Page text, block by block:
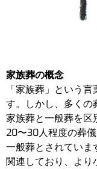
家族葬の概念
「家族葬」という
す。しかし、多くの
家族葬と一般葬を区
20〜30人程度の葬
一般葬とされていま
関連しており、より